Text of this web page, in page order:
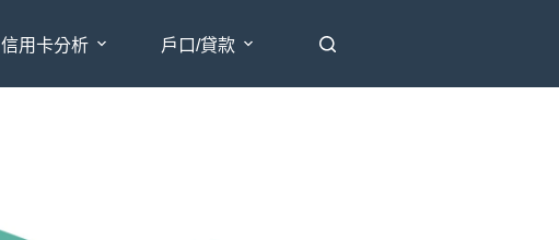
信用卡分析 戶口/貸款